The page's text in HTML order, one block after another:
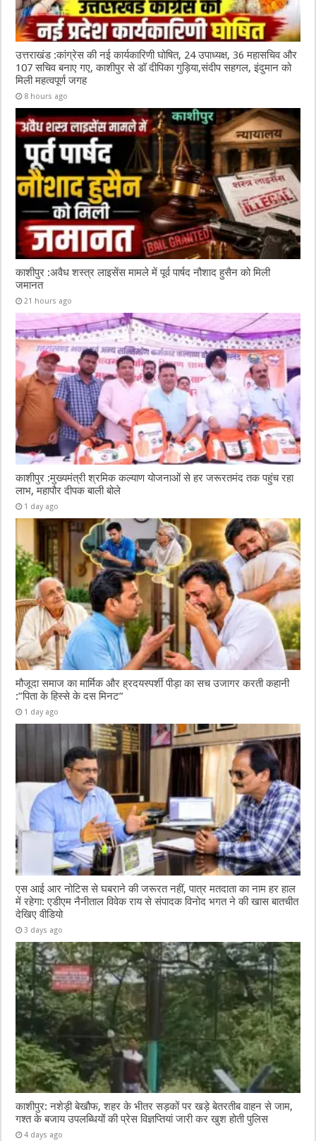
उत्तराखंड :कांग्रेस की नई कार्यकारिणी घोषित, 24 उपाध्यक्ष, 36 महासचिव और
107 सचिव बनाए गए, काशीपुर से डॉ दीपिका गुड़िया,संदीप सहगल, इंदुमान को
मिली महत्वपूर्ण जगह
8 hours ago
काशीपुर :अवैध शस्त्र लाइसेंस मामले में पूर्व पार्षद नौशाद हुसैन को मिली
जमानत
21 hours ago
काशीपुर :मुख्यमंत्री श्रमिक कल्याण योजनाओं से हर जरूरतमंद तक पहुंच रहा
लाभ, महापौर दीपक बाली बोले
1 day ago
मौजूदा समाज का मार्मिक और ह्रदयस्पर्शी पीड़ा का सच उजागर करती कहानी
:”पिता के हिस्से के दस मिनट”
1 day ago
एस आई आर नोटिस से घबराने की जरूरत नहीं, पात्र मतदाता का नाम हर हाल
में रहेगा: एडीएम नैनीताल विवेक राय से संपादक विनोद भगत ने की खास बातचीत
देखिए वीडियो
3 days ago
काशीपुर: नशेड़ी बेखौफ, शहर के भीतर सड़कों पर खड़े बेतरतीब वाहन से जाम,
गश्त के बजाय उपलब्धियों की प्रेस विज्ञप्तियां जारी कर खुश होती पुलिस
4 days ago